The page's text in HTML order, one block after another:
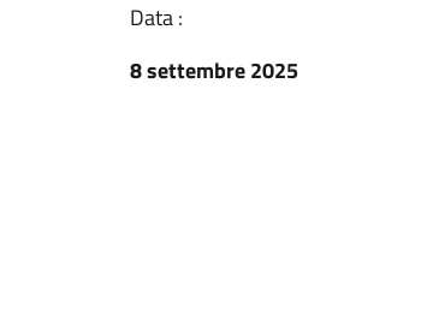
Data :
8 settembre 2025